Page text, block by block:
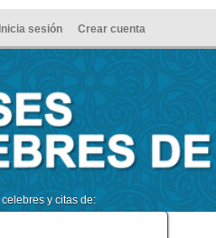
Inicia sesión Crear cuenta
y citas de: